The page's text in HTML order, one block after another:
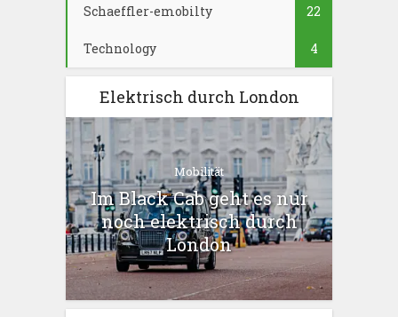
Schaeffler-emobilty 22
Technology 4
Elektrisch durch London
Mobilität
Im Black Cab geht es nur
noch elektrisch durch
London